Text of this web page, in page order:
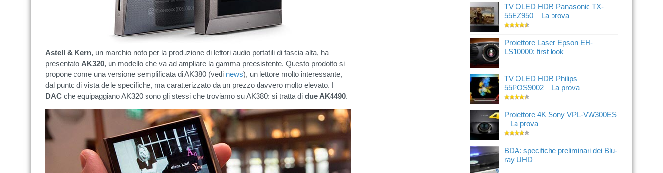
Astell & Kern, un marchio noto per la produzione di lettori audio portatili di fascia alta, ha
presentato AK320, un modello che va ad ampliare la gamma preesistente. Questo prodotto si
propone come una versione semplificata di AK380 (vedi news), un lettore molto interessante,
dal punto di vista delle specifiche, ma caratterizzato da un prezzo davvero molto elevato. I
DAC che equipaggiano AK320 sono gli stessi che troviamo su AK380: si tratta di due AK4490.
TV OLED HDR Panasonic TX-
55EZ950 – La prova
Proiettore Laser Epson EH-
LS10000: first look
TV OLED HDR Philips
55POS9002 – La prova
Proiettore 4K Sony VPL-VW300ES
– La prova
BDA: specifiche preliminari dei Blu-
ray UHD